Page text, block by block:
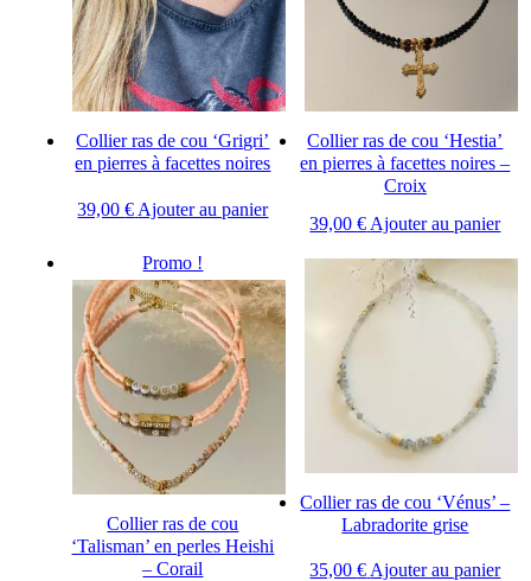
Collier ras de cou ‘Grigri’
en pierres à facettes noires
39,00€ Ajouter au panier
Collier ras de cou ‘Hestia’
en pierres à facettes noires –
Croix
39,00€ Ajouter au panier
Promo !
Collier ras de cou
‘Talisman’ en perles Heishi
– Corail
Collier ras de cou ‘Vénus’ –
Labradorite grise
35,00€ Ajouter au panier